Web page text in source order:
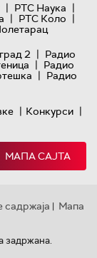
| РТС Наука |
| РТС Коло |
2 | Радио
| Радио
| Радио
| Конкурси |
МАПА САЈТА
садржаја | Мапа
задржана.